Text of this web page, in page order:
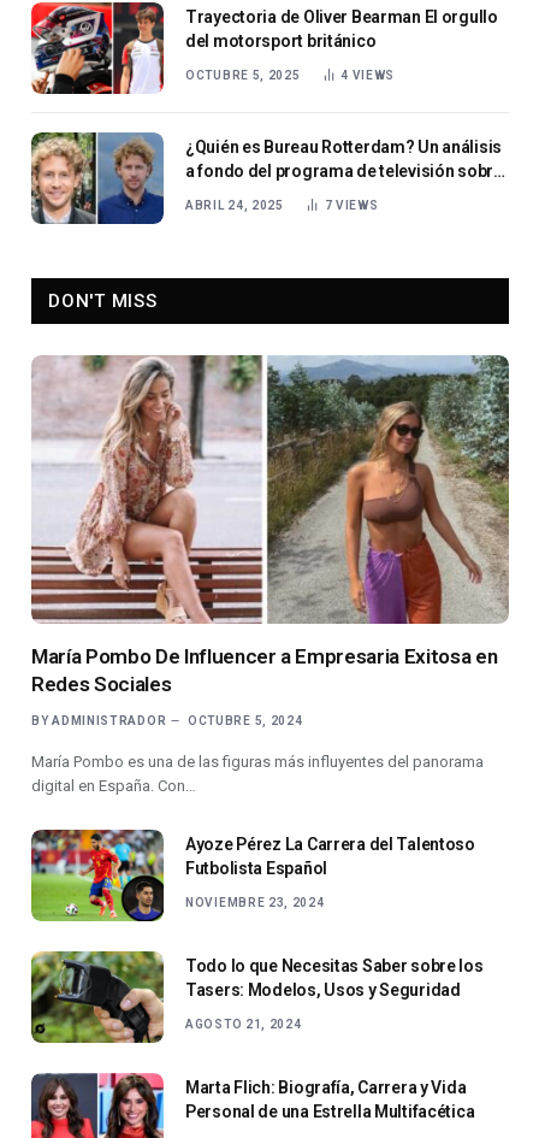
Trayectoria de Oliver Bearman El orgullo
del motorsport británico
OCTUBRE 5, 2025 4 VIEWS
¿Quién es Bureau Rotterdam? Un análisis
a fondo del programa de televisión sobre
lucha contra el crimen.
ABRIL 24, 2025 7 VIEWS
DON'T MISS
María Pombo De Influencer a Empresaria Exitosa en
Redes Sociales
BY ADMINISTRADOR OCTUBRE 5, 2024
María Pombo es una de las figuras más influyentes del panorama
digital en España. Con…
Ayoze Pérez La Carrera del Talentoso
Futbolista Español
NOVIEMBRE 23, 2024
Todo lo que Necesitas Saber sobre los
Tasers: Modelos, Usos y Seguridad
AGOSTO 21, 2024
Marta Flich: Biografía, Carrera y Vida
Personal de una Estrella Multifacética